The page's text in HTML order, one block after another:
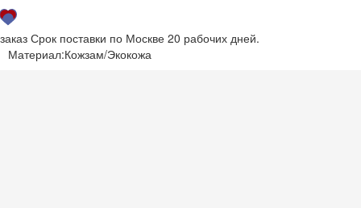
Срок поставки по Москве 20 рабочих дней.
Материал:Кожзам/Экокожа